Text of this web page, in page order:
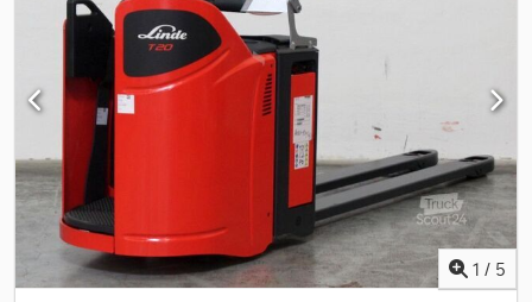
- Vidlicové prevedenie 560 - 1150 mm - Držiak s písacou doskou -
Kontrola prístupu: kľúčový spínač Credpezifyfsfx Adtof - Batériový
konektor Makrolon montážna doska - Znížená rýchlosť pri nízkej
polohe vidlíc - Symetrická dvojitá oj - Plne odpružené pracovisko
vodiča - LSP 0.6
1 / 5